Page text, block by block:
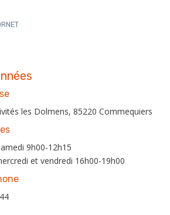
les Dolmens, 85220 Commequiers
9h00-12h15
et vendredi 16h00-19h00